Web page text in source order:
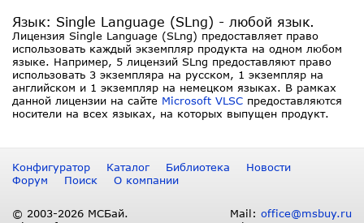
Язык: Single Language (SLng) - любой язык.
Лицензия Single Language (SLng) предоставляет право
использовать каждый экземпляр продукта на одном любом
языке. Например, 5 лицензий SLng предоставляют право
использовать 3 экземпляра на русском, 1 экземпляр на
английском и 1 экземпляр на немецком языках. В рамках
данной лицензии на сайте Microsoft VLSC предоставляются
носители на всех языках, на которых выпущен продукт.
Конфигуратор Каталог Библиотека
Новости
Форум
Поиск О компании
© 2003-2026 МСБай.
Mail: office@msbuy.ru